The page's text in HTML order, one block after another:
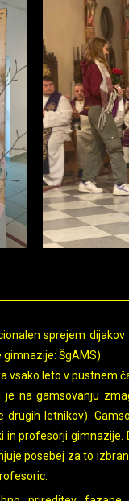
sprejem
ŠgAMS).
vsako leto v pustnem
je na gamsovanju
drugih letnikov).
in profesorji gimnazije.
posebej za to